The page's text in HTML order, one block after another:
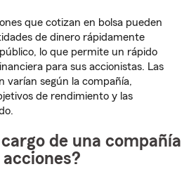
que cotizan en bolsa pueden
de dinero rápidamente
lo que permite un rápido
para sus accionistas. Las
varían según la compañía,
de rendimiento y las
de una compañía